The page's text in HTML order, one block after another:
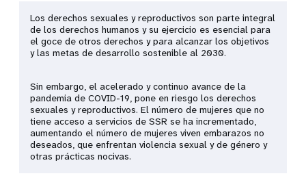
Los derechos sexuales y reproductivos son parte integral
de los derechos humanos y su ejercicio es esencial para
el goce de otros derechos y para alcanzar los objetivos
y las metas de desarrollo sostenible al 2030.
Sin embargo, el acelerado y continuo avance de la
pandemia de COVID-19, pone en riesgo los derechos
sexuales y reproductivos. El número de mujeres que no
tiene acceso a servicios de SSR se ha incrementado,
aumentando el número de mujeres viven embarazos no
deseados, que enfrentan violencia sexual y de género y
otras prácticas nocivas.